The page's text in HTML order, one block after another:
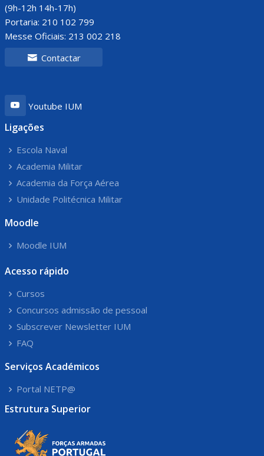
(9h-12h 14h-17h)
Portaria: 210 102 799
Messe Oficiais: 213 002 218
Contactar
Youtube IUM
Ligações
Escola Naval
Academia Militar
Academia da Força Aérea
Unidade Politécnica Militar
Moodle
Moodle IUM
Acesso rápido
Cursos
Concursos admissão de pessoal
Subscrever Newsletter IUM
FAQ
Serviços Académicos
Portal NETP@
Estrutura Superior